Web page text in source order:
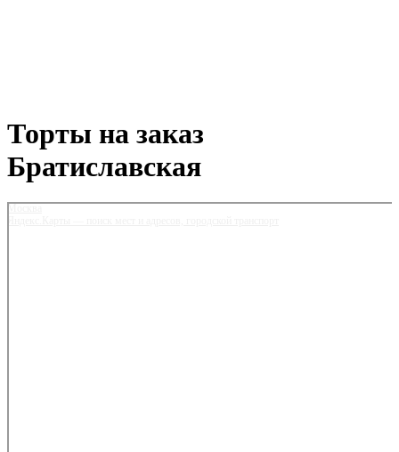
Торты на заказ
Братиславская